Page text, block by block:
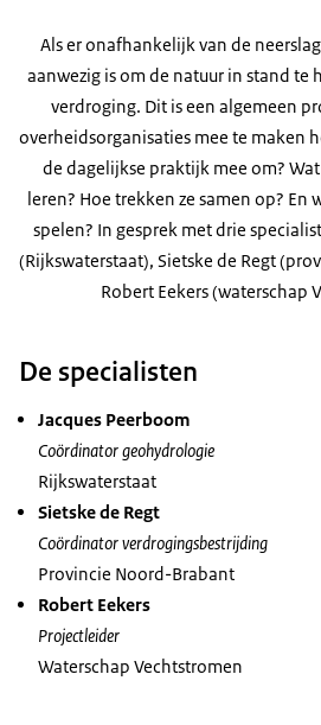
Als er onafhankelijk van de
aanwezig is om de natuur in stand te
verdroging. Dit is een algemeen
overheidsorganisaties mee te maken
de dagelijkse praktijk mee om?
leren? Hoe trekken ze samen op?
spelen? In gesprek met drie
(Rijkswaterstaat), Sietske de Regt
Robert Eekers (waterschap
De specialisten
Jacques Peerboom
Coördinator geohydrologie
Rijkswaterstaat
Sietske de Regt
Coördinator verdrogingsbestrijding
Provincie Noord-Brabant
Robert Eekers
Projectleider
Waterschap Vechtstromen